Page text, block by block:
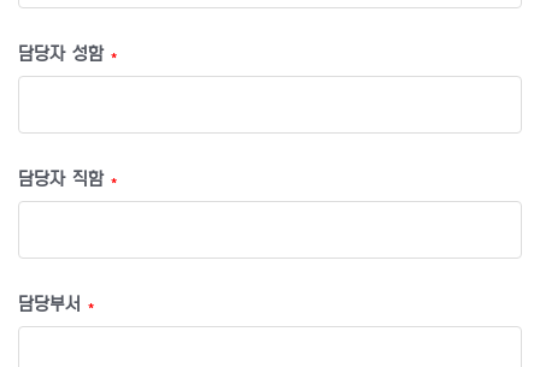
담당자 성함 *
담당자 직함 *
담당부서 *